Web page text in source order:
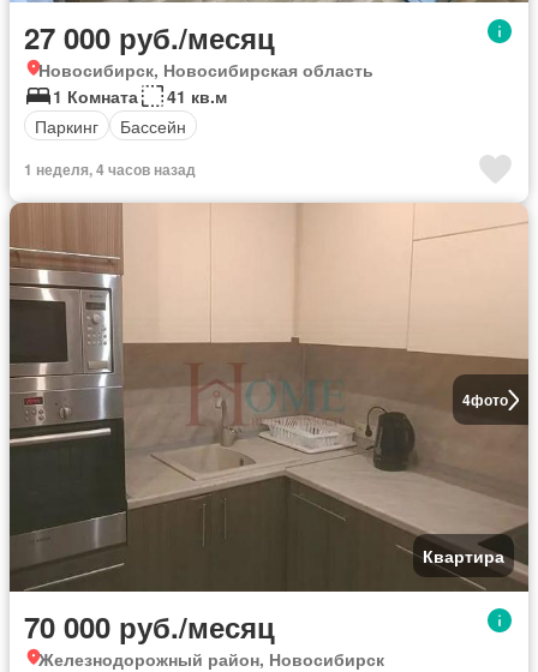
27 000 руб./месяц
Новосибирск, Новосибирская область
1 Комната
41 кв.м
Паркинг
Бассейн
1 неделя, 4 часов назад
4фото
Квартира
70 000 руб./месяц
Железнодорожный район, Новосибирск